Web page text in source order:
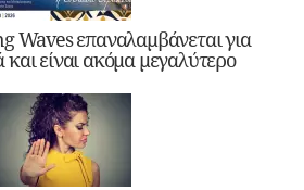
Waves επαναλαμβάνεται για
και είναι ακόμα μεγαλύτερο